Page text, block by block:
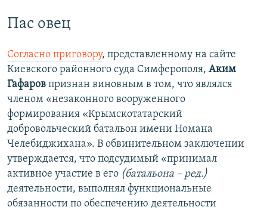
Пас овец
Согласно приговору, представленному на сайте
Киевского районного суда Симферополя, Аким
Гафаров признан виновным в том, что являлся
членом «незаконного вооруженного
формирования «Крымскотатарский
добровольческий батальон имени Номана
Челебиджихана». В обвинительном заключении
утверждается, что подсудимый «принимал
активное участие в его (батальона – ред.)
деятельности, выполнял функциональные
обязанности по обеспечению деятельности